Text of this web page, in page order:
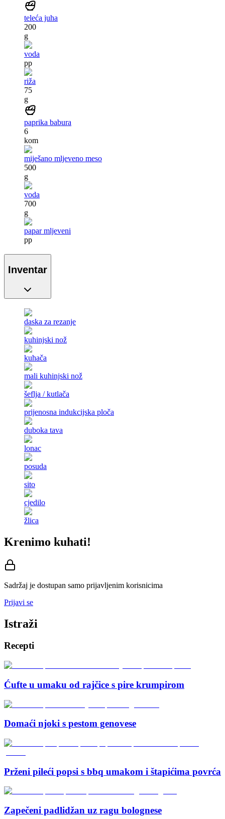
teleća juha
200
g
voda
pp
riža
75
g
paprika babura
6
kom
miješano mljeveno meso
500
g
voda
700
g
papar mljeveni
pp
Inventar
daska za rezanje
kuhinjski nož
kuhača
mali kuhinjski nož
šeflja / kutlača
prijenosna indukcijska ploča
duboka tava
lonac
posuda
sito
cjedilo
žlica
Krenimo kuhati!
Sadržaj je dostupan samo prijavljenim korisnicima
Prijavi se
Istraži
Recepti
Ćufte u umaku od rajčice s pire krumpirom
Domaći njoki s pestom genovese
Prženi pileći popsi s bbq umakom i štapićima povrća
Zapečeni padlidžan uz ragu bolognese